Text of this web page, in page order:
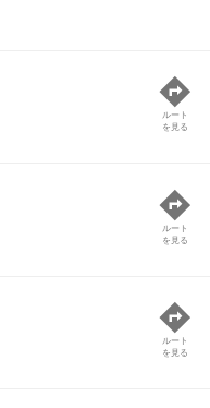
ルート
を見る
ルート
を見る
ルート
を見る